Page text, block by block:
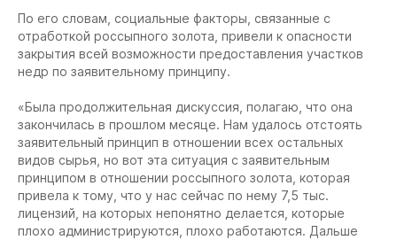
По его словам, социальные факторы, связанные с
отработкой россыпного золота, привели к опасности
закрытия всей возможности предоставления участков
недр по заявительному принципу.
«Была продолжительная дискуссия, полагаю, что она
закончилась в прошлом месяце. Нам удалось отстоять
заявительный принцип в отношении всех остальных
видов сырья, но вот эта ситуация с заявительным
принципом в отношении россыпного золота, которая
привела к тому, что у нас сейчас по нему 7,5 тыс.
лицензий, на которых непонятно делается, которые
плохо администрируются, плохо работаются. Дальше